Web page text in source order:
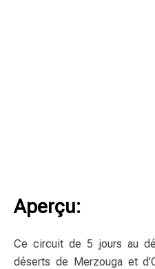
Aperçu:
Ce circuit de 5 jours au
déserts de Merzouga et